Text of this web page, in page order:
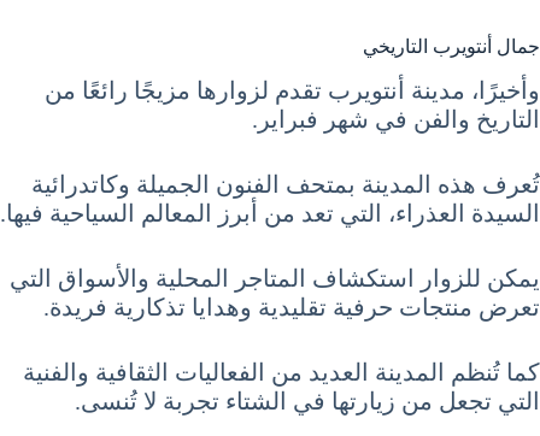
جمال أنتويرب التاريخي
وأخيرًا، مدينة أنتويرب تقدم لزوارها مزيجًا رائعًا من
التاريخ والفن في شهر فبراير.
تُعرف هذه المدينة بمتحف الفنون الجميلة وكاتدرائية
السيدة العذراء، التي تعد من أبرز المعالم السياحية فيها.
يمكن للزوار استكشاف المتاجر المحلية والأسواق التي
تعرض منتجات حرفية تقليدية وهدايا تذكارية فريدة.
كما تُنظم المدينة العديد من الفعاليات الثقافية والفنية
التي تجعل من زيارتها في الشتاء تجربة لا تُنسى.